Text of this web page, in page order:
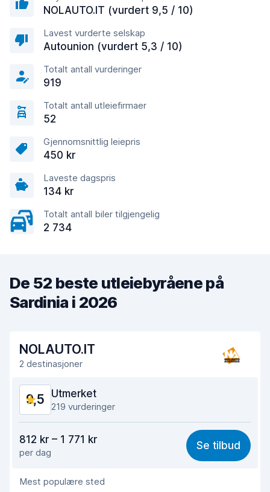
NOLAUTO.IT (vurdert 9,5 / 10)
Lavest vurderte selskap
Autounion (vurdert 5,3 / 10)
Totalt antall vurderinger
919
Totalt antall utleiefirmaer
52
Gjennomsnittlig leiepris
450 kr
Laveste dagspris
134 kr
Totalt antall biler tilgjengelig
2 734
De 52 beste utleiebyråene på
Sardinia i 2026
NOLAUTO.IT
2 destinasjoner
9,5 Utmerket
219 vurderinger
9,4
Enkel å finne 9,3
Hjelp og service
812 kr – 1 771 kr
per dag
Se tilbud
Mest populære sted